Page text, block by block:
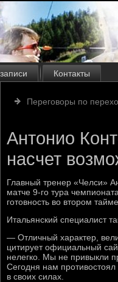
Контакты
Переговоры по
Антонио
насчет
Главный тренер «Челси»
матче 9-го тура
готовность во втором тайме.
Итальянский специалист
— Отличный характер,
цитирует официальный
нелегко. Мы не привыкли
Сегодня нам
в своих силах.